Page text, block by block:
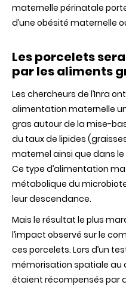
maternelle périnatale
d’une obésité maternelle
Les porcelets
par les aliments
Les chercheurs de l’Inra
alimentation maternelle
gras autour de la mise-
du taux de lipides
maternel ainsi que dans
Ce type d’alimentation
métabolique du
leur descendance.
Mais le résultat le plus
l’impact observé sur le
ces porcelets. Lors d’un
mémorisation spatiale au
étaient récompensés par